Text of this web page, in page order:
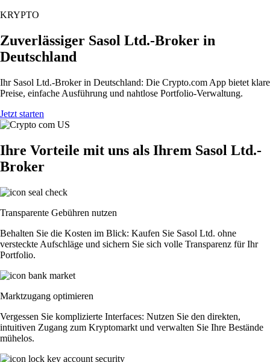
KRYPTO
Zuverlässiger Sasol Ltd.-Broker in
Deutschland
Ihr Sasol Ltd.-Broker in Deutschland: Die Crypto.com App bietet klare
Preise, einfache Ausführung und nahtlose Portfolio-Verwaltung.
Jetzt starten
Ihre Vorteile mit uns als Ihrem Sasol Ltd.-
Broker
Transparente Gebühren nutzen
Behalten Sie die Kosten im Blick: Kaufen Sie Sasol Ltd. ohne
versteckte Aufschläge und sichern Sie sich volle Transparenz für Ihr
Portfolio.
Marktzugang optimieren
Vergessen Sie komplizierte Interfaces: Nutzen Sie den direkten,
intuitiven Zugang zum Kryptomarkt und verwalten Sie Ihre Bestände
mühelos.